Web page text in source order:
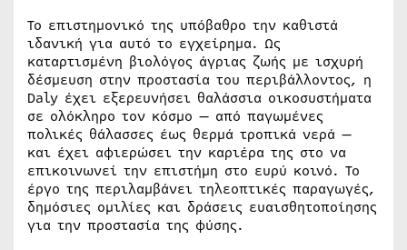
Το επιστημονικό της υπόβαθρο την καθιστά
ιδανική για αυτό το εγχείρημα. Ως
καταρτισμένη βιολόγος άγριας ζωής με ισχυρή
δέσμευση στην προστασία του περιβάλλοντος, η
Daly έχει εξερευνήσει θαλάσσια οικοσυστήματα
σε ολόκληρο τον κόσμο — από παγωμένες
πολικές θάλασσες έως θερμά τροπικά νερά —
και έχει αφιερώσει την καριέρα της στο να
επικοινωνεί την επιστήμη στο ευρύ κοινό. Το
έργο της περιλαμβάνει τηλεοπτικές παραγωγές,
δημόσιες ομιλίες και δράσεις ευαισθητοποίησης
για την προστασία της φύσης.